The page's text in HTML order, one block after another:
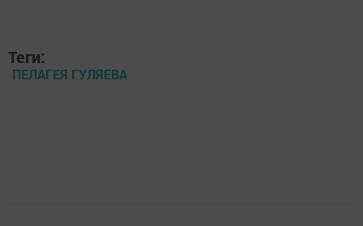
Теги:
ПЕЛАГЕЯ ГУЛЯЕВА